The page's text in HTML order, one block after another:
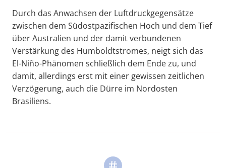
Durch das Anwachsen der Luftdruckgegensätze
zwischen dem Südostpazifischen Hoch und dem Tief
über Australien und der damit verbundenen
Verstärkung des Humboldtstromes, neigt sich das
El-Niño-Phänomen schließlich dem Ende zu, und
damit, allerdings erst mit einer gewissen zeitlichen
Verzögerung, auch die Dürre im Nordosten
Brasiliens.